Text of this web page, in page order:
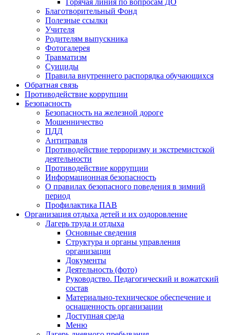
Горячая линия по вопросам ДО
Благотворительный Фонд
Полезные ссылки
Учителя
Родителям выпускника
Фотогалерея
Травматизм
Суициды
Правила внутреннего распорядка обучающихся
Обратная связь
Противодействие коррупции
Безопасность
Безопасность на железной дороге
Мошенничество
ПДД
Антитравля
Противодействие терроризму и экстремистской
деятельности
Противодействие коррупции
Информационная безопасность
О правилах безопасного поведения в зимний
период
Профилактика ПАВ
Организация отдыха детей и их оздоровление
Лагерь труда и отдыха
Основные сведения
Структура и органы управления
организации
Документы
Деятельность (фото)
Руководство. Педагогический и вожатский
состав
Материально-техническое обеспечение и
оснащенность организации
Доступная среда
Меню